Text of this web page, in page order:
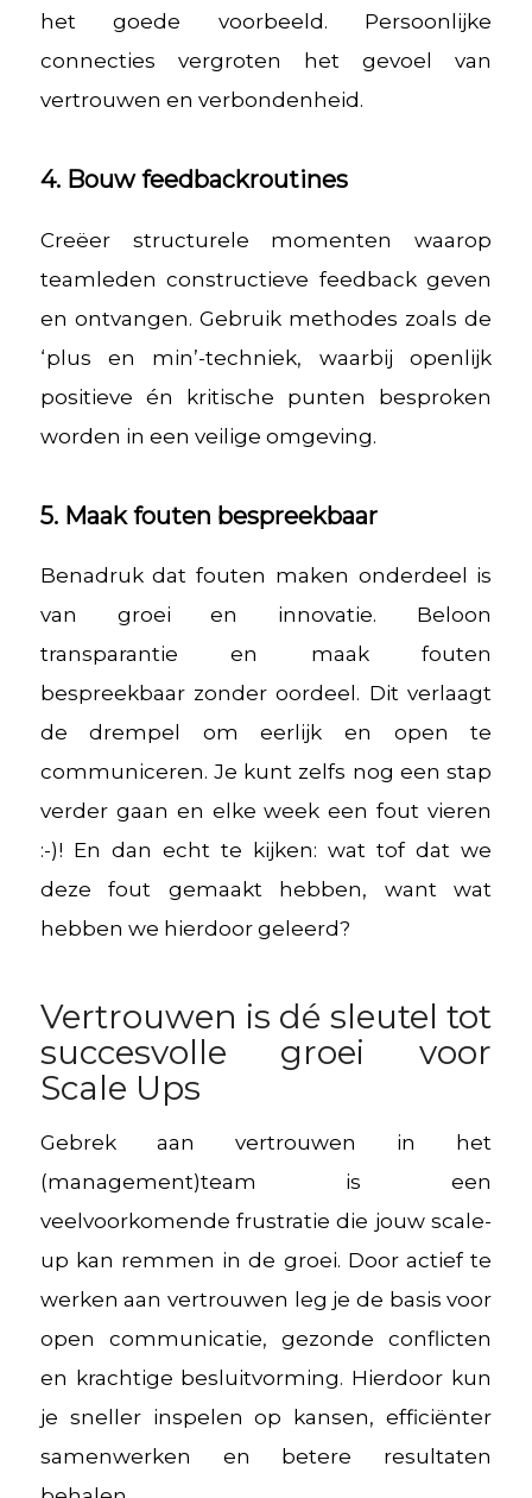
het goede voorbeeld. Persoonlijke
connecties vergroten het gevoel van
vertrouwen en verbondenheid.
4. Bouw feedbackroutines
Creëer structurele momenten waarop
teamleden constructieve feedback geven
en ontvangen. Gebruik methodes zoals de
‘plus en min’-techniek, waarbij openlijk
positieve én kritische punten besproken
worden in een veilige omgeving.
5. Maak fouten bespreekbaar
Benadruk dat fouten maken onderdeel is
van groei en innovatie. Beloon
transparantie en maak fouten
bespreekbaar zonder oordeel. Dit verlaagt
de drempel om eerlijk en open te
communiceren. Je kunt zelfs nog een stap
verder gaan en elke week een fout vieren
:-)! En dan echt te kijken: wat tof dat we
deze fout gemaakt hebben, want wat
hebben we hierdoor geleerd?
Vertrouwen is dé sleutel tot
succesvolle groei voor
Scale Ups
Gebrek aan vertrouwen in het
(management)team is een
veelvoorkomende frustratie die jouw scale-
up kan remmen in de groei. Door actief te
werken aan vertrouwen leg je de basis voor
open communicatie, gezonde conflicten
en krachtige besluitvorming. Hierdoor kun
je sneller inspelen op kansen, efficiënter
samenwerken en betere resultaten